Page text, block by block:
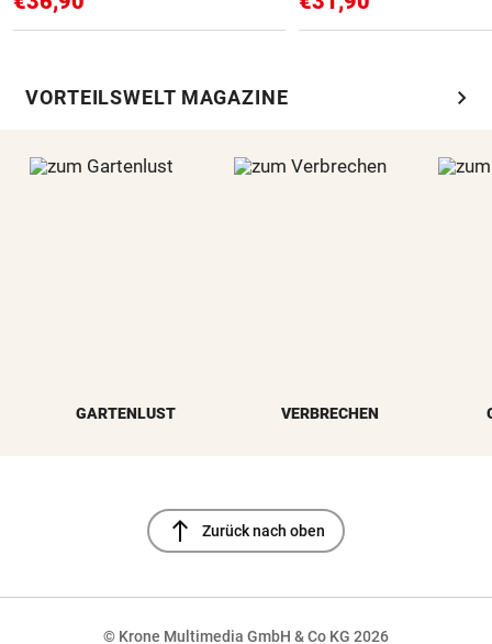
VORTEILSWELT MAGAZINE chevron_right
GARTENLUST VERBRECHEN
north Zurück nach oben
© Krone Multimedia GmbH & Co KG 2026